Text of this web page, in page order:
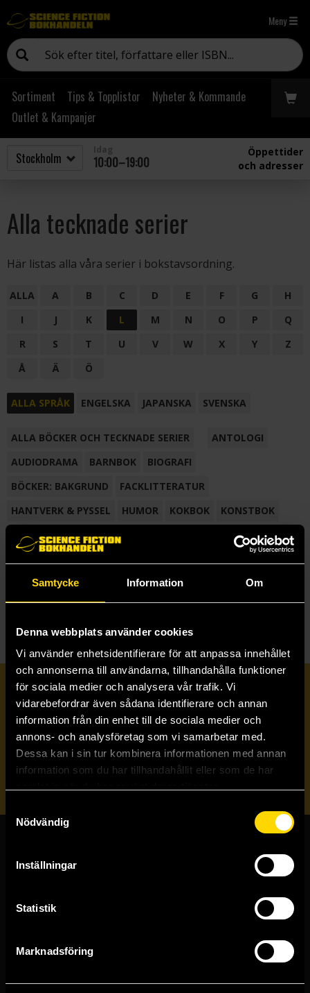
Samtycke Information Om
Denna webbplats använder cookies
Vi använder enhetsidentifierare för att anpassa innehållet
och annonserna till användarna, tillhandahålla funktioner
för sociala medier och analysera vår trafik. Vi
vidarebefordrar även sådana identifierare och annan
information från din enhet till de sociala medier och
annons- och analysföretag som vi samarbetar med.
Dessa kan i sin tur kombinera informationen med annan
information som du har tillhandahållit eller som de har
Nödvändig
Inställningar
Statistik
Marknadsföring
Meny
Sortiment Tips & Topplistor
Nyheter & Kommande
Outlet & Kampanjer
10:00–19:00
Öppettider
och adresser
Alla tecknade serier
Här listas alla våra serier i bokstavsordning.
ALLA A B C D E F G
H
I
J K L M N O P
Q
R
S T U V W X Y
Z
Å
Ä Ö
ALLA SPRÅK ENGELSKA JAPANSKA SVENSKA
ALLA BÖCKER OCH TECKNADE SERIER
ANTOLOGI
AUDIODRAMA
BARNBOK
BIOGRAFI
BÖCKER: BAKGRUND
FACKLITTERATUR
HANTVERK & PYSSEL
HUMOR KOKBOK
KONSTBOK
KORTROMAN
LÄROBOK
NOVELL
SAMLINGSVOLYM
TECKNA & MÅLA TECKNAD SERIE
Prenumerera på vårt nyhetsbrev
Veckobrevet
Skicka
Butiker & kundtjänst
Västerlånggatan 48
Göteborgsbutiken
Kungsgatan 19